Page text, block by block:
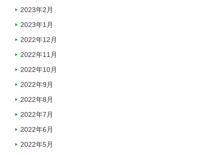
2023年2月
2023年1月
2022年12月
2022年11月
2022年10月
2022年9月
2022年8月
2022年7月
2022年6月
2022年5月